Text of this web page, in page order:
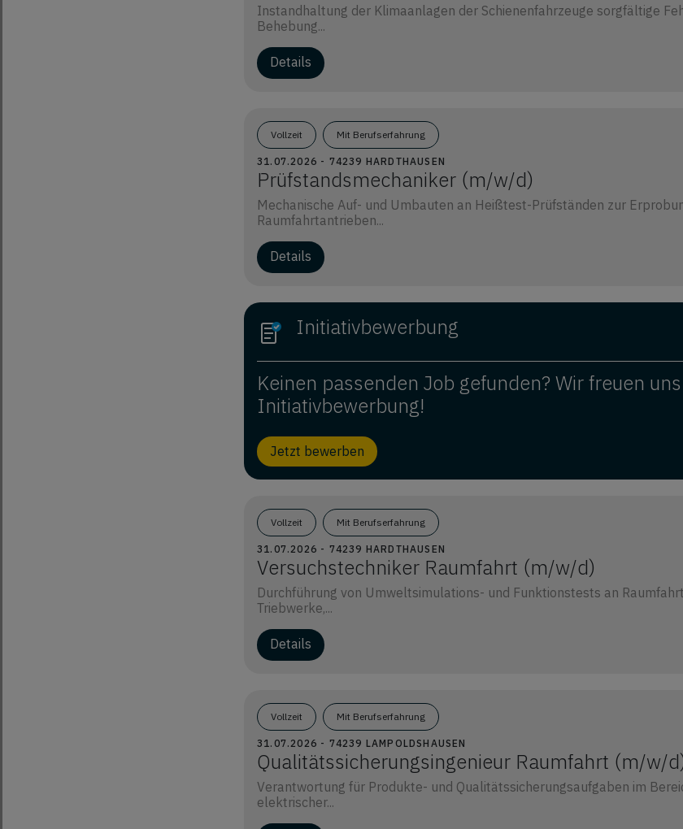
Instandhaltung der Klimaanlagen der Schienenfahrzeuge sorgfältige
Behebung...
Details
Vollzeit Mit Berufserfahrung
31.07.2026 - 74239 HARDTHAUSEN
Prüfstandsmechaniker (m/w/d)
Mechanische Auf- und Umbauten an Heißtest-Prüfständen zur
Raumfahrtantrieben...
Details
Initiativbewerbung
Keinen passenden Job gefunden? Wir freuen
Initiativbewerbung!
Jetzt bewerben
Vollzeit Mit Berufserfahrung
31.07.2026 - 74239 HARDTHAUSEN
Versuchstechniker Raumfahrt (m/w/d)
Durchführung von Umweltsimulations- und Funktionstests an
Triebwerke,...
Details
Vollzeit Mit Berufserfahrung
31.07.2026 - 74239 LAMPOLDSHAUSEN
Qualitätssicherungsingenieur Raumfahrt (m/w/
Verantwortung für Produkte- und Qualitätssicherungsaufgaben im
elektrischer...